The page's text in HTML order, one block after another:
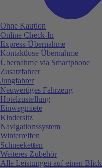
Ohne Kaution
Online Check-In
Express-Übernahme
Kontaktlose Übernahme
Übernahme via Smartphone
Zusatzfahrer
Jungfahrer
Neuwertiges Fahrzeug
Hotelzustellung
Einwegmiete
Kindersitz
Navigationssystem
Winterreifen
Schneeketten
Weiteres Zubehör
Alle Leistungen auf einen Blick